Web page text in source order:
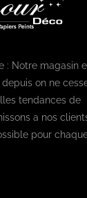
: Notre magasin
on ne
tendances de
a nos
pour